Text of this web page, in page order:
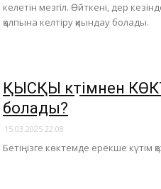
келетін мезгіл. Өйткені, дер
қалпына келтіру қиындау болады.
​ҚЫСҚЫ күтімнен
болады?
15.03.2025 22:08
Бетіңізге көктемде ерекше күтім